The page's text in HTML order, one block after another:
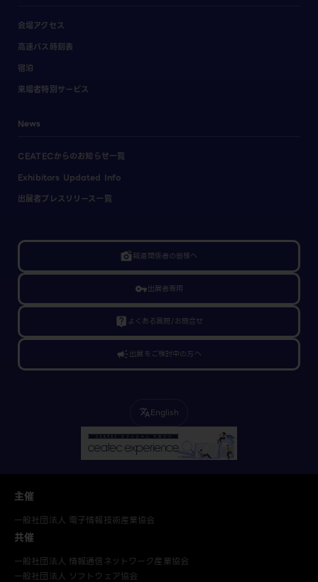
会場アクセス
高速バス時刻表
宿泊
来場者特別サービス
News
CEATECからのお知らせ一覧
Exhibitors Updated Info
出展者プレスリリース一覧
linked_camera報道関係者の皆様へ
vpn_key出展者専用
live_help よくある質問/お問合せ
campaign出展をご検討中の方へ
translateEnglish
主催
一般社団法人 電子情報技術産業協会
共催
一般社団法人 情報通信ネットワーク産業協会
一般社団法人 ソフトウェア協会